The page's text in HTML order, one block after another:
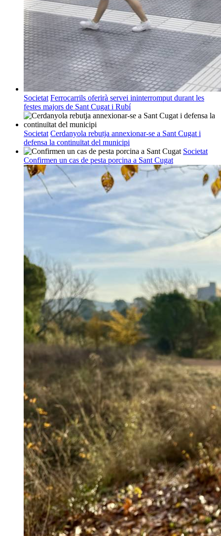
Societat Ferrocarrils oferirà servei ininterromput durant les
festes majors de Sant Cugat i Rubí
Societat Cerdanyola rebutja annexionar-se a Sant Cugat i
defensa la continuïtat del municipi
Societat
Confirmen un cas de pesta porcina a Sant Cugat